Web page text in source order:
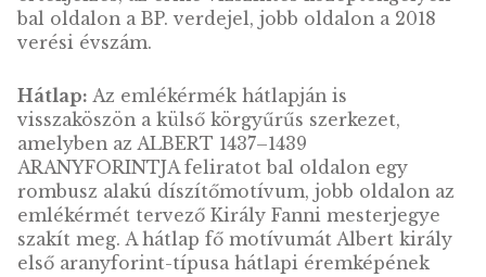
2012. évi I. Károly
aranyforintja arany
emlékérme piedfort VF
690.000Ft